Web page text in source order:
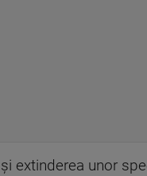
extinderea unor